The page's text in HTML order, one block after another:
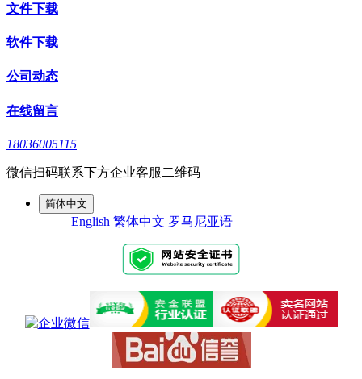
文件下载
软件下载
公司动态
在线留言
18036005115
微信扫码联系下方企业客服二维码
简体中文
English 繁体中文 罗马尼亚语